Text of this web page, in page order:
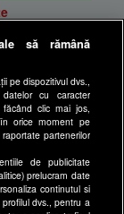
să rămână
pe dispozitivul dvs.,
cu caracter
clic mai jos,
orice moment pe
partenerilor
de publicitate
prelucram date
continutul si
dvs., pentru a